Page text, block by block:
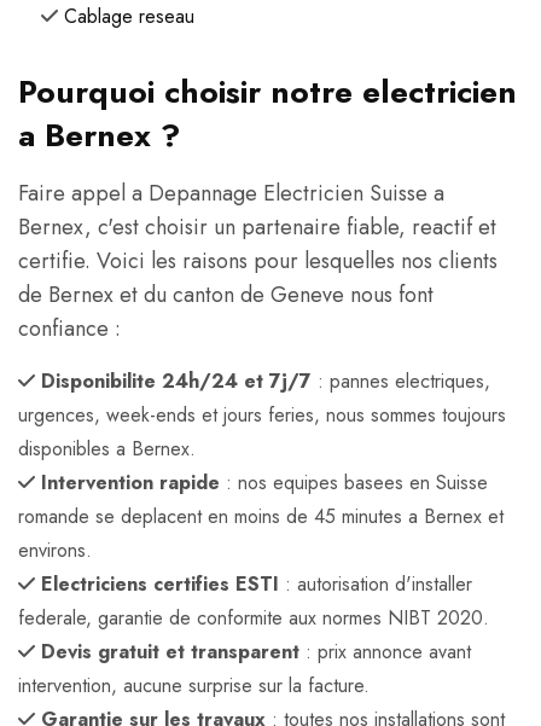
Cablage reseau
Pourquoi choisir notre electricien
a Bernex ?
Faire appel a Depannage Electricien Suisse a
Bernex, c'est choisir un partenaire fiable, reactif et
certifie. Voici les raisons pour lesquelles nos clients
de Bernex et du canton de Geneve nous font
confiance :
Disponibilite 24h/24 et 7j/7 : pannes electriques,
urgences, week-ends et jours feries, nous sommes toujours
disponibles a Bernex.
Intervention rapide : nos equipes basees en Suisse
romande se deplacent en moins de 45 minutes a Bernex et
environs.
Electriciens certifies ESTI : autorisation d'installer
federale, garantie de conformite aux normes NIBT 2020.
Devis gratuit et transparent : prix annonce avant
intervention, aucune surprise sur la facture.
Garantie sur les travaux : toutes nos installations sont